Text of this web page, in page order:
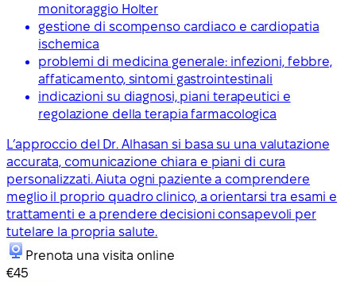
monitoraggio Holter
gestione di scompenso cardiaco e cardiopatia
ischemica
problemi di medicina generale: infezioni, febbre,
affaticamento, sintomi gastrointestinali
indicazioni su diagnosi, piani terapeutici e
regolazione della terapia farmacologica
L’approccio del Dr. Alhasan si basa su una valutazione
accurata, comunicazione chiara e piani di cura
personalizzati. Aiuta ogni paziente a comprendere
meglio il proprio quadro clinico, a orientarsi tra esami e
trattamenti e a prendere decisioni consapevoli per
tutelare la propria salute.
Prenota una visita online
€45